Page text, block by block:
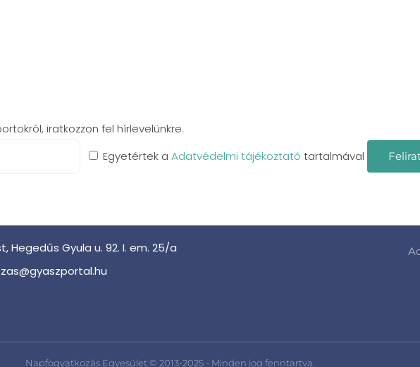
iratkozzon fel hírlevelünkre.
Egyetértek a Adatvédelmi tájékoztató tartalmával
Hegedűs Gyula u. 92. I. em. 25/a
Napfogyatkozás Egyesület © 2013-2025 - Minden jog fenntartva.